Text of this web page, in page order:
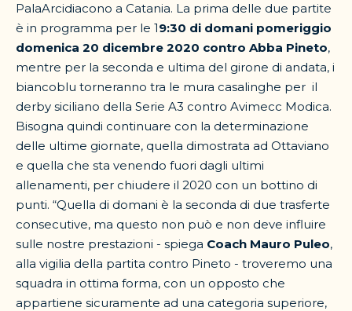
PalaArcidiacono a Catania. La prima delle due partite
è in programma per le 19:30 di domani pomeriggio
domenica 20 dicembre 2020 contro Abba Pineto,
mentre per la seconda e ultima del girone di andata, i
biancoblu torneranno tra le mura casalinghe per il
derby siciliano della Serie A3 contro Avimecc Modica.
Bisogna quindi continuare con la determinazione
delle ultime giornate, quella dimostrata ad Ottaviano
e quella che sta venendo fuori dagli ultimi
allenamenti, per chiudere il 2020 con un bottino di
punti. “Quella di domani è la seconda di due trasferte
consecutive, ma questo non può e non deve influire
sulle nostre prestazioni - spiega Coach Mauro Puleo,
alla vigilia della partita contro Pineto - troveremo una
squadra in ottima forma, con un opposto che
appartiene sicuramente ad una categoria superiore,